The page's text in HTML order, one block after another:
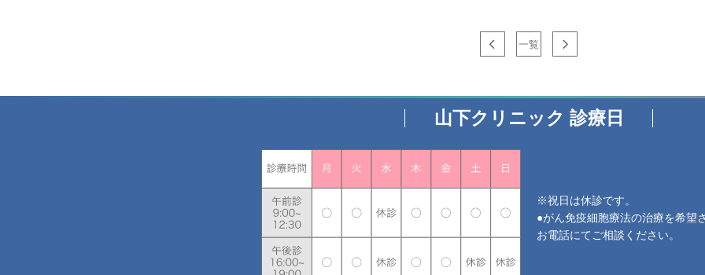
一覧
山下クリニック 診療日
※祝日は休診です。
●がん免疫細胞療法の治療を希望
お電話にてご相談ください。